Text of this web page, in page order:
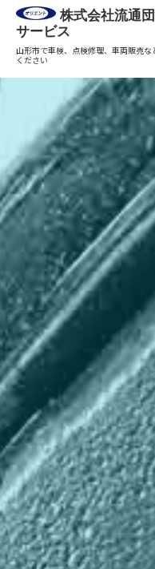
株式会社流通
サービス
山形市で車検、点検修理、車両販売
ください